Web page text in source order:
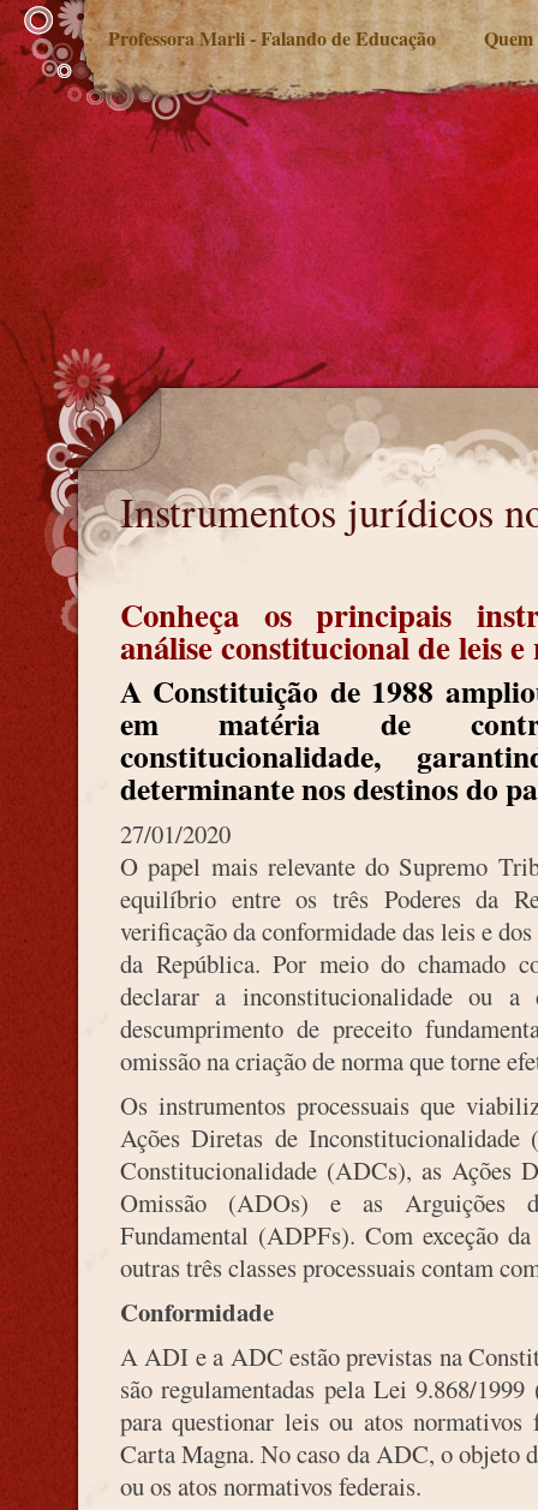
Professora Marli - Falando de Educação Quem
Instrumentos jurídicos
Instrumentos jurídicos no STF
Conheça os principais
análise constitucional de leis
A Constituição de 1988
em matéria de
constitucionalidade,
determinante nos destinos do
27/01/2020
O papel mais relevante do Supremo
equilíbrio entre os três Poderes da
verificação da conformidade das leis e
da República. Por meio do chamado
declarar a inconstitucionalidade ou a
descumprimento de preceito
omissão na criação de norma que torne
Os instrumentos processuais que
Ações Diretas de
Constitucionalidade (ADCs), as Ações
Omissão (ADOs) e as Arguições
Fundamental (ADPFs). Com exceção
outras três classes processuais contam
Conformidade
A ADI e a ADC estão previstas na
são regulamentadas pela Lei 9.868/
para questionar leis ou atos
Carta Magna. No caso da ADC, o objeto
ou os atos normativos federais.